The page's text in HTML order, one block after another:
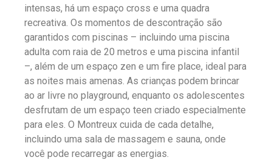
intensas, há um espaço cross e uma quadra
recreativa. Os momentos de descontração são
garantidos com piscinas – incluindo uma piscina
adulta com raia de 20 metros e uma piscina infantil
–, além de um espaço zen e um fire place, ideal para
as noites mais amenas. As crianças podem brincar
ao ar livre no playground, enquanto os adolescentes
desfrutam de um espaço teen criado especialmente
para eles. O Montreux cuida de cada detalhe,
incluindo uma sala de massagem e sauna, onde
você pode recarregar as energias.